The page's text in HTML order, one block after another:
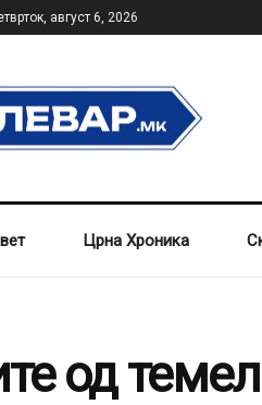
август 6, 2026
Црна Хроника
од